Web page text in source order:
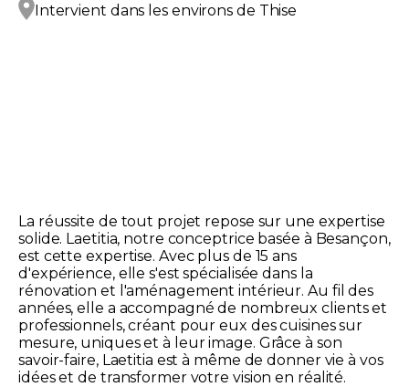
Intervient dans les environs de Thise
La réussite de tout projet repose sur une expertise
solide. Laetitia, notre conceptrice basée à Besançon,
est cette expertise. Avec plus de 15 ans
d'expérience, elle s'est spécialisée dans la
rénovation et l'aménagement intérieur. Au fil des
années, elle a accompagné de nombreux clients et
professionnels, créant pour eux des cuisines sur
mesure, uniques et à leur image. Grâce à son
savoir-faire, Laetitia est à même de donner vie à vos
idées et de transformer votre vision en réalité.